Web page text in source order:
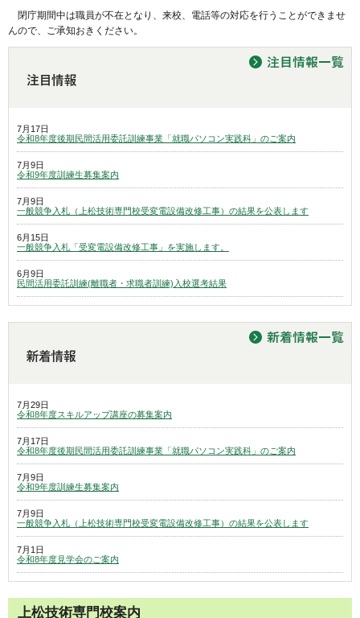
閉庁期間中は職員が不在となり、来校、電話等の対応を行うことができませ
んので、ご承知おきください。
7月17日
令和8年度後期民間活用委託訓練事業「就職パソコン実践科」のご案内
7月9日
令和9年度訓練生募集案内
7月9日
一般競争入札（上松技術専門校受変電設備改修工事）の結果を公表します
6月15日
一般競争入札「受変電設備改修工事」を実施します。
6月9日
民間活用委託訓練(離職者・求職者訓練)入校選考結果
7月29日
令和8年度スキルアップ講座の募集案内
7月17日
令和8年度後期民間活用委託訓練事業「就職パソコン実践科」のご案内
7月9日
令和9年度訓練生募集案内
7月9日
一般競争入札（上松技術専門校受変電設備改修工事）の結果を公表します
7月1日
令和8年度見学会のご案内
上松技術専門校案内